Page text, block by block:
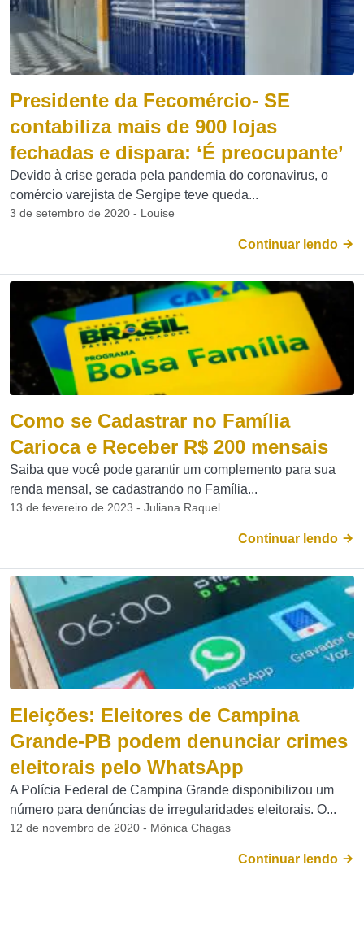
Presidente da Fecomércio- SE
contabiliza mais de 900 lojas
fechadas e dispara: ‘É preocupante’
Devido à crise gerada pela pandemia do coronavirus, o
comércio varejista de Sergipe teve queda...
3 de setembro de 2020 - Louise
Continuar lendo
Como se Cadastrar no Família
Carioca e Receber R$ 200 mensais
Saiba que você pode garantir um complemento para sua
renda mensal, se cadastrando no Família...
13 de fevereiro de 2023 - Juliana Raquel
Continuar lendo
Eleições: Eleitores de Campina
Grande-PB podem denunciar crimes
eleitorais pelo WhatsApp
A Polícia Federal de Campina Grande disponibilizou um
número para denúncias de irregularidades eleitorais. O...
12 de novembro de 2020 - Mônica Chagas
Continuar lendo